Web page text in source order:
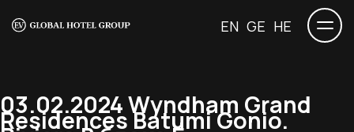
EN GE HE
03.02.2024 Wyndham Grand
Residences Batumi Gonio.